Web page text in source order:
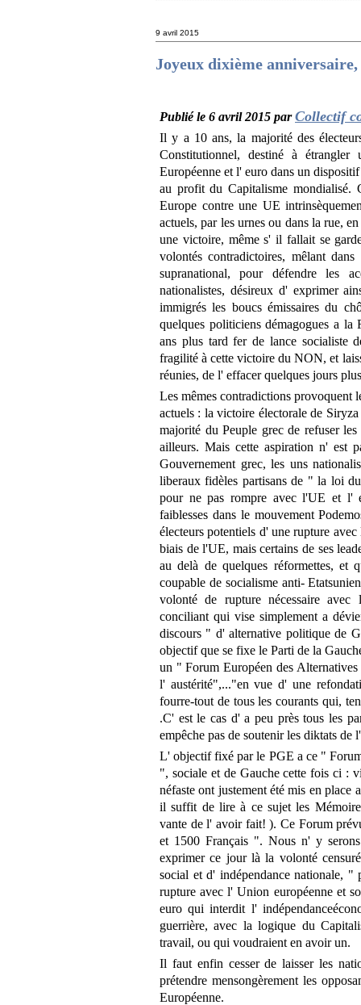
9 avril 2015
Joyeux dixième
Publié le 6 avril 2015 parCollectif
Il y a 10 ans, la majorité des
Constitutionnel, destiné à
Européenne et l' euro dans un
au profit du Capitalisme mondialisé.
Europe contre une UE
actuels, par les urnes ou dans la rue,
une victoire, même s' il fallait se
volontés contradictoires, mêlant
supranational, pour défendre les
nationalistes, désireux d' exprimer
immigrés les boucs émissaires du
quelques politiciens démagogues a
ans plus tard fer de lance socialiste
fragilité à cette victoire du NON, et
réunies, de l' effacer quelques jours
Les mêmes contradictions provoquent
actuels : la victoire électorale de
majorité du Peuple grec de refuser
ailleurs. Mais cette aspiration n' est
Gouvernement grec, les uns
liberaux fidèles partisans de " la loi
pour ne pas rompre avec l'UE et l'
faiblesses dans le mouvement
électeurs potentiels d' une rupture
biais de l'UE, mais certains de ses
au delà de quelques réformettes, et
coupable de socialisme anti-
volonté de rupture nécessaire
conciliant qui vise simplement a
discours " d' alternative politique de
objectif que se fixe le Parti de la
un " Forum Européen des
l' austérité",..."en vue d' une
fourre-tout de tous les courants qui,
.C' est le cas d' a peu près tous les
empêche pas de soutenir les diktats de
L' objectif fixé par le PGE a ce "
", sociale et de Gauche cette fois ci :
néfaste ont justement été mis en place
il suffit de lire à ce sujet les
vante de l' avoir fait! ). Ce Forum
et 1500 Français ". Nous n' y
exprimer ce jour là la volonté
social et d' indépendance nationale, "
rupture avec l' Union européenne et
euro qui interdit l'
guerrière, avec la logique du
travail, ou qui voudraient en avoir un.
Il faut enfin cesser de laisser les
prétendre mensongèrement les
Européenne.